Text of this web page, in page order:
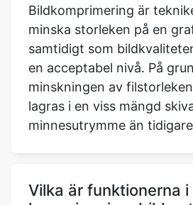
en acceptabel nivå. På
minskningen av filstorleken
lagras i en viss mängd
minnesutrymme än tidigare
Vilka är funktionerna i
att komprimera en